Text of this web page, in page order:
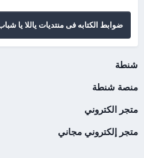
ضوابط الكتابه فى منتديات ياللا يا شباب
شنطة
منصة شنطة
متجر الكتروني
متجر إلكتروني مجاني